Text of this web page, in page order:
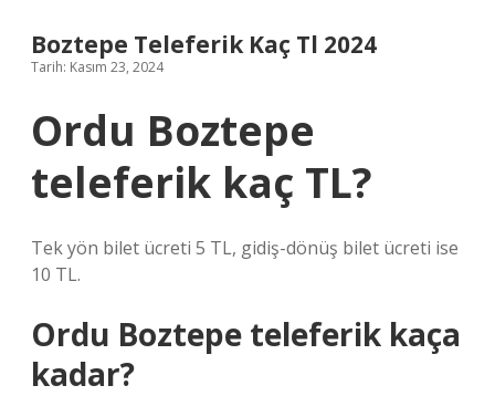
Boztepe Teleferik Kaç Tl 2024
Tarih: Kasım 23, 2024
Ordu Boztepe
teleferik kaç TL?
Tek yön bilet ücreti 5 TL, gidiş-dönüş bilet ücreti ise
10 TL.
Ordu Boztepe teleferik kaça
kadar?